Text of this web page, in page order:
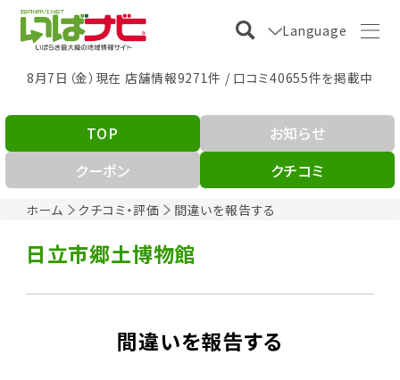
Language
8月7日（金）現在 店舗情報9271件 / 口コミ40655件を掲載中
ホーム クチコミ・評価 間違いを報告する
TOP
お知らせ
クーポン
クチコミ
日立市郷土博物館
間違いを報告する